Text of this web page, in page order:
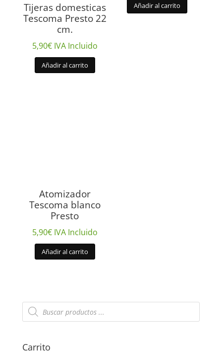
Tijeras domesticas
Tescoma Presto 22
cm.
5,90€ IVA Incluido
Añadir al carrito
Añadir al carrito
Atomizador
Tescoma blanco
Presto
5,90€ IVA Incluido
Añadir al carrito
Búsqueda
de
productos
Carrito